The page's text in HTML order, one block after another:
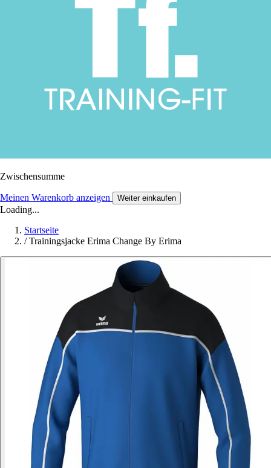
Zwischensumme
Meinen Warenkorb anzeigen Weiter einkaufen
Loading...
Startseite
/ Trainingsjacke Erima Change By Erima